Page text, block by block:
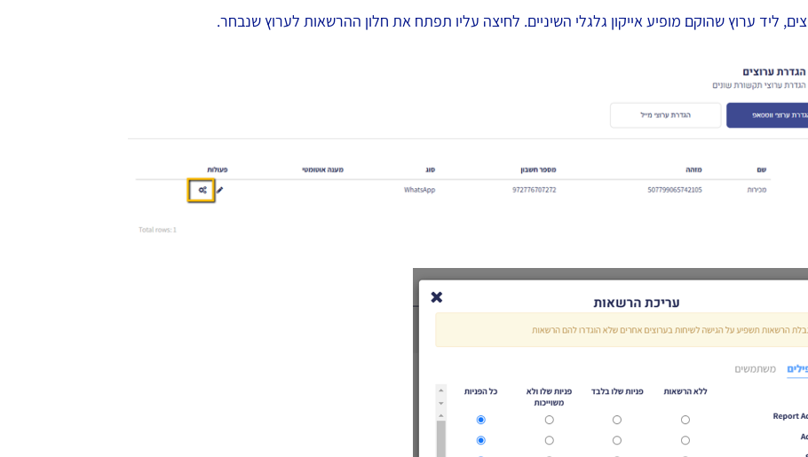
ליד ערוץ שהוקם מופיע אייקון גלגלי השיניים. לחיצה עליו תפתח את חלון ההרשאות לערוץ שנבחר.